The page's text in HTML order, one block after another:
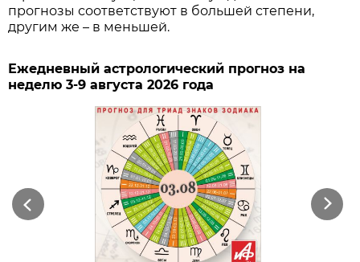
прогнозы соответствуют в большей степени,
другим же – в меньшей.
Ежедневный астрологический прогноз на
неделю 3-9 августа 2026 года
Previous Next